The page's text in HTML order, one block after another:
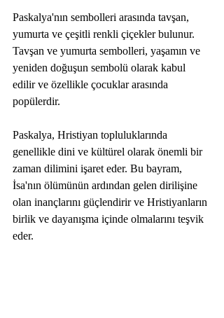
Paskalya'nın sembolleri arasında tavşan,
yumurta ve çeşitli renkli çiçekler bulunur.
Tavşan ve yumurta sembolleri, yaşamın ve
yeniden doğuşun sembolü olarak kabul
edilir ve özellikle çocuklar arasında
popülerdir.
Paskalya, Hristiyan topluluklarında
genellikle dini ve kültürel olarak önemli bir
zaman dilimini işaret eder. Bu bayram,
İsa'nın ölümünün ardından gelen dirilişine
olan inançlarını güçlendirir ve Hristiyanların
birlik ve dayanışma içinde olmalarını teşvik
eder.